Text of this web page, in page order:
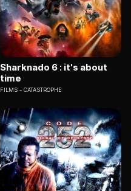
Sharknado 6 : it's about
time
FILMS CATASTROPHE